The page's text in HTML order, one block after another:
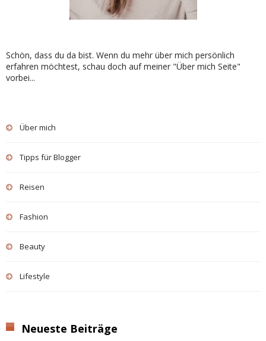
Schön, dass du da bist. Wenn du mehr über mich persönlich
erfahren möchtest, schau doch auf meiner "Über mich Seite"
vorbei...
Über mich
Tipps für Blogger
Reisen
Fashion
Beauty
Lifestyle
Neueste Beiträge